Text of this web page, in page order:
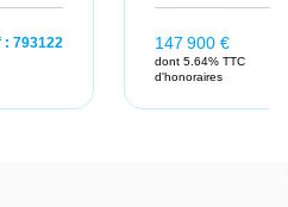
Ref : 1930